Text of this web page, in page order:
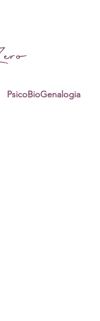
PsicoBioGenalogia